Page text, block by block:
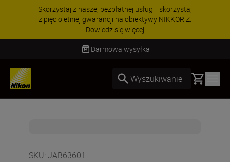
Skorzystaj z naszej bezpłatnej usługi i skorzystaj
z pięcioletniej gwarancji na obiektywy NIKKOR Z.
Dowiedz się więcej
Darmowa wysyłka
Wyszukiwanie Basket
SKU: JAB63601